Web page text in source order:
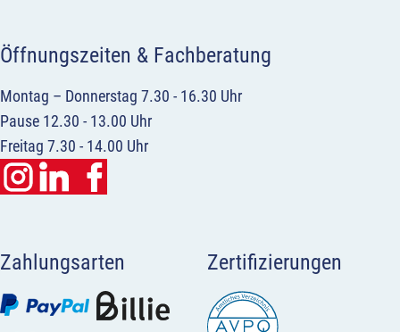
Öffnungszeiten & Fachberatung
Montag – Donnerstag 7.30 - 16.30 Uhr
Pause 12.30 - 13.00 Uhr
Freitag 7.30 - 14.00 Uhr
Zahlungsarten Zertifizierungen